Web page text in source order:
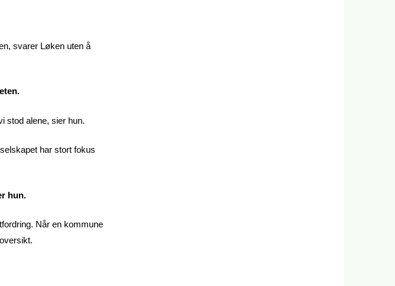
svarer Løken uten å
stod alene, sier hun.
har stort fokus
hun.
Når en kommune